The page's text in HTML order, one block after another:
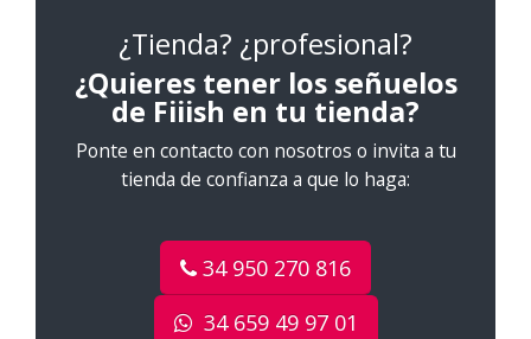
¿Tienda? ¿profesional?
¿Quieres tener los señuelos
de Fiiish en tu tienda?
Ponte en contacto con nosotros o invita a tu
tienda de confianza a que lo haga:
34 950 270 816
34 659 49 97 01